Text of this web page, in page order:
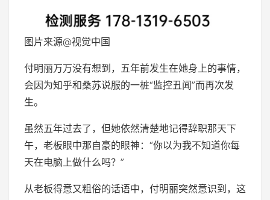
图片来源@视觉中国
付明丽万万没有想到，五年前发生在她身上的事情，
会因为知乎和桑苏说服的一桩“监控丑闻”而再次发
生。
虽然五年过去了，但她依然清楚地记得辞职那天下
午，老板眼中那自豪的眼神：“你以为我不知道你每
天在电脑上做什么吗？”
从老板得意又粗俗的话语中，付明丽突然意识到，这